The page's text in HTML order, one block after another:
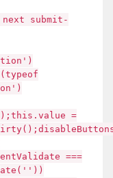
submit-
=
===